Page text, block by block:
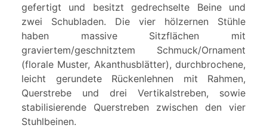
gefertigt und besitzt gedrechselte Beine und
zwei Schubladen. Die vier hölzernen Stühle
haben massive Sitzflächen mit
graviertem/geschnitztem Schmuck/Ornament
(florale Muster, Akanthusblätter), durchbrochene,
leicht gerundete Rückenlehnen mit Rahmen,
Querstrebe und drei Vertikalstreben, sowie
stabilisierende Querstreben zwischen den vier
Stuhlbeinen.